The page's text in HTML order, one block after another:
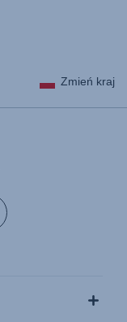
Zmień kraj